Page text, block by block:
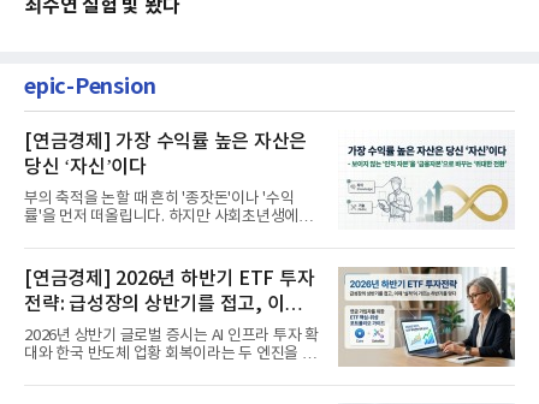
최수연 실험 빛 봤다
epic-Pension
[연금경제] 가장 수익률 높은 자산은
당신 ‘자신’이다
부의 축적을 논할 때 흔히 '종잣돈'이나 '수익
률'을 먼저 떠올립니다. 하지만 사회초년생에게
[연금경제] 2026년 하반기 ETF 투자
전략: 급성장의 상반기를 접고, 이제
'실적'이 가르는 하반기를 맞다
2026년 상반기 글로벌 증시는 AI 인프라 투자 확
대와 한국 반도체 업황 회복이라는 두 엔진을 달